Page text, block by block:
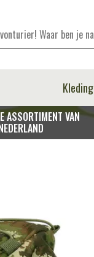
Kleding
ASSORTIMENT VAN